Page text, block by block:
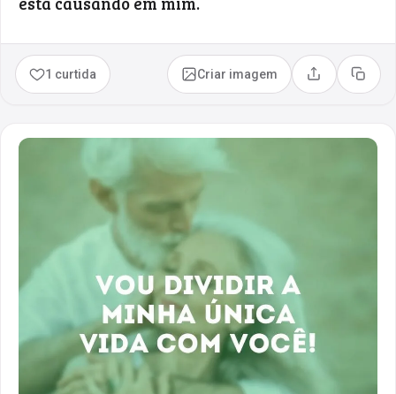
1 curtida Criar imagem Compartilhar
Copiar